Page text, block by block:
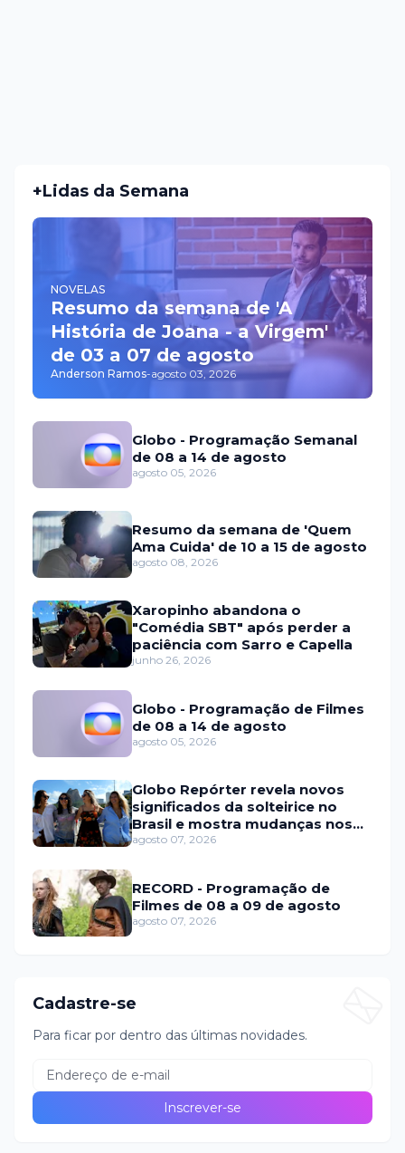
+Lidas da Semana
NOVELAS
Resumo da semana de 'A
História de Joana - a Virgem'
de 03 a 07 de agosto
Anderson Ramos-agosto 03, 2026
Globo - Programação Semanal
de 08 a 14 de agosto
agosto 05, 2026
Resumo da semana de 'Quem
Ama Cuida' de 10 a 15 de agosto
agosto 08, 2026
Xaropinho abandona o
"Comédia SBT" após perder a
paciência com Sarro e Capella
junho 26, 2026
Globo - Programação de Filmes
de 08 a 14 de agosto
agosto 05, 2026
Globo Repórter revela novos
significados da solteirice no
Brasil e mostra mudanças nos
relacionamentos
agosto 07, 2026
RECORD - Programação de
Filmes de 08 a 09 de agosto
agosto 07, 2026
Cadastre-se
Para ficar por dentro das últimas novidades.